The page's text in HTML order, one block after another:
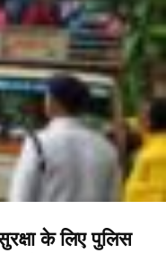
के लिए पुलिस